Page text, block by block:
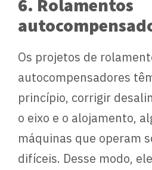
6. Rolamentos
Os projetos de
autocompensadores
princípio, corrigir
o eixo e o alojamento,
máquinas que operam
difíceis. Desse modo,